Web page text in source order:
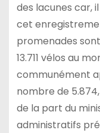
des lacunes car,
cet
promenades
13.711 vélos au
communément
nombre de
de la part du
administratifs